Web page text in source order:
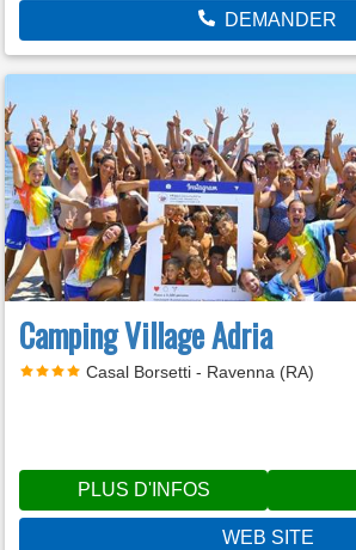
DEMANDER
Camping Village Adria
Casal Borsetti - Ravenna (RA)
PLUS D'INFOS
WEB SITE